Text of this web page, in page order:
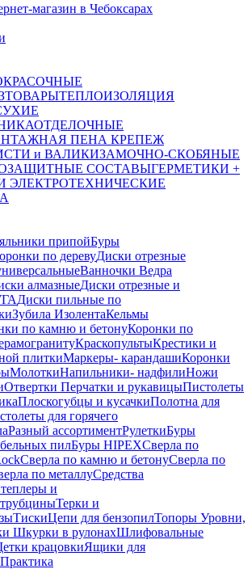
магазин в Чебоксарах
ТЕПЛОИЗОЛЯЦИЯ
ОТДЕЛОЧНЫЕ
ПЕНА КРЕПЕЖ
и ВАЛИКИЗАМОЧНО-СКОБЯНЫЕ
СОСТАВЫГЕРМЕТИКИ +
ЭЛЕКТРОТЕХНИЧЕСКИЕ
припойБуры
по деревуДиски отрезные
Ванночки Ведра
алмазныеДиски отрезные и
Диски пильные по
Зубила ИзолентаКельмы
по камню и бетонуКоронки по
КраскопультыКрестики и
плиткиМаркеры- карандашиКоронки
МолоткиНапильники- надфилиНожи
Отвертки Перчатки и рукавицыПистолеты
Плоскогубцы и кусачкиПолотна для
для горячего
Разный ассортиментРулеткиБуры
пилБуры HIPEXСверла по
Сверла по камню и бетонуСверла по
по металлуСредства
и
Терки и
ТискиЦепи для бензопилТопоры Уровни,
Шкурки в рулонахШлифовальные
крацовкиЯщики для